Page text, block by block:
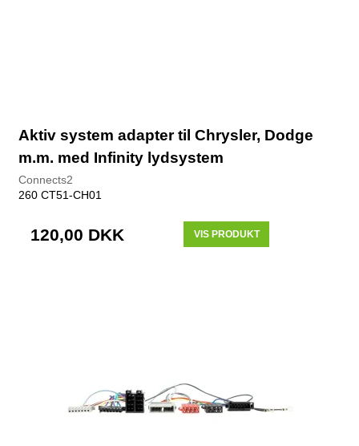
Aktiv system adapter til Chrysler, Dodge
m.m. med Infinity lydsystem
Connects2
260 CT51-CH01
120,00 DKK VIS PRODUKT